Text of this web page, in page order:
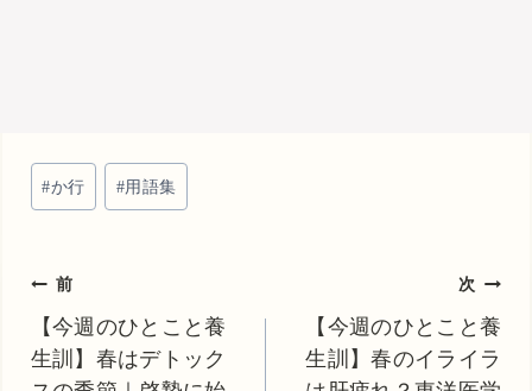
投
稿
#か行 #用語集
投
稿
ナ
前
【今週のひとこと養
生訓】春はデトック
次
【今週のひとこと養
生訓】春のイライラ